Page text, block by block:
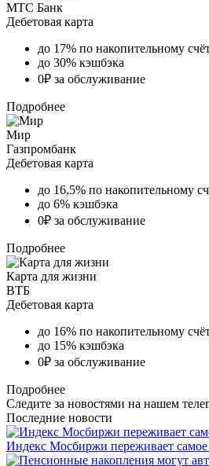
МТС Банк
Дебетовая карта
до 17% по накопительному
до 30% кэшбэка
0₽ за обслуживание
Подробнее
Мир
Газпромбанк
Дебетовая карта
до 16,5% по накопительному
до 6% кэшбэка
0₽ за обслуживание
Подробнее
Карта для жизни
ВТБ
Дебетовая карта
до 16% по накопительному
до 15% кэшбэка
0₽ за обслуживание
Подробнее
Следите за новостями на нашем
Последние новости
Индекс Мосбиржи переживает